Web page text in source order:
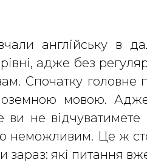
англійську в
адже без
Спочатку головне
мовою.
ви не
неможливим. Це ж
зараз: які питання